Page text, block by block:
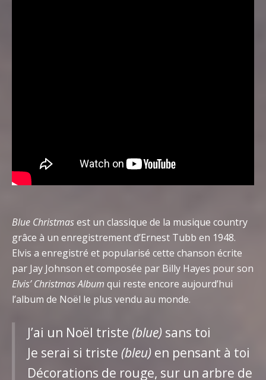
Blue Christmasest un classique de la musique country
grâce à un enregistrement d’Ernest Tubb en 1948.
Elvis a enregistré et popularisé cette chanson écrite
par Jay Johnson et composée par Billy Hayes pour son
Elvis’ Christmas Album qui reste encore aujourd’hui
l’album de Noël le plus vendu au monde.
J’ai un Noël triste (blue) sans toi
Je serai si triste (bleu) en pensant à toi
Décorations de rouge, sur un arbre de